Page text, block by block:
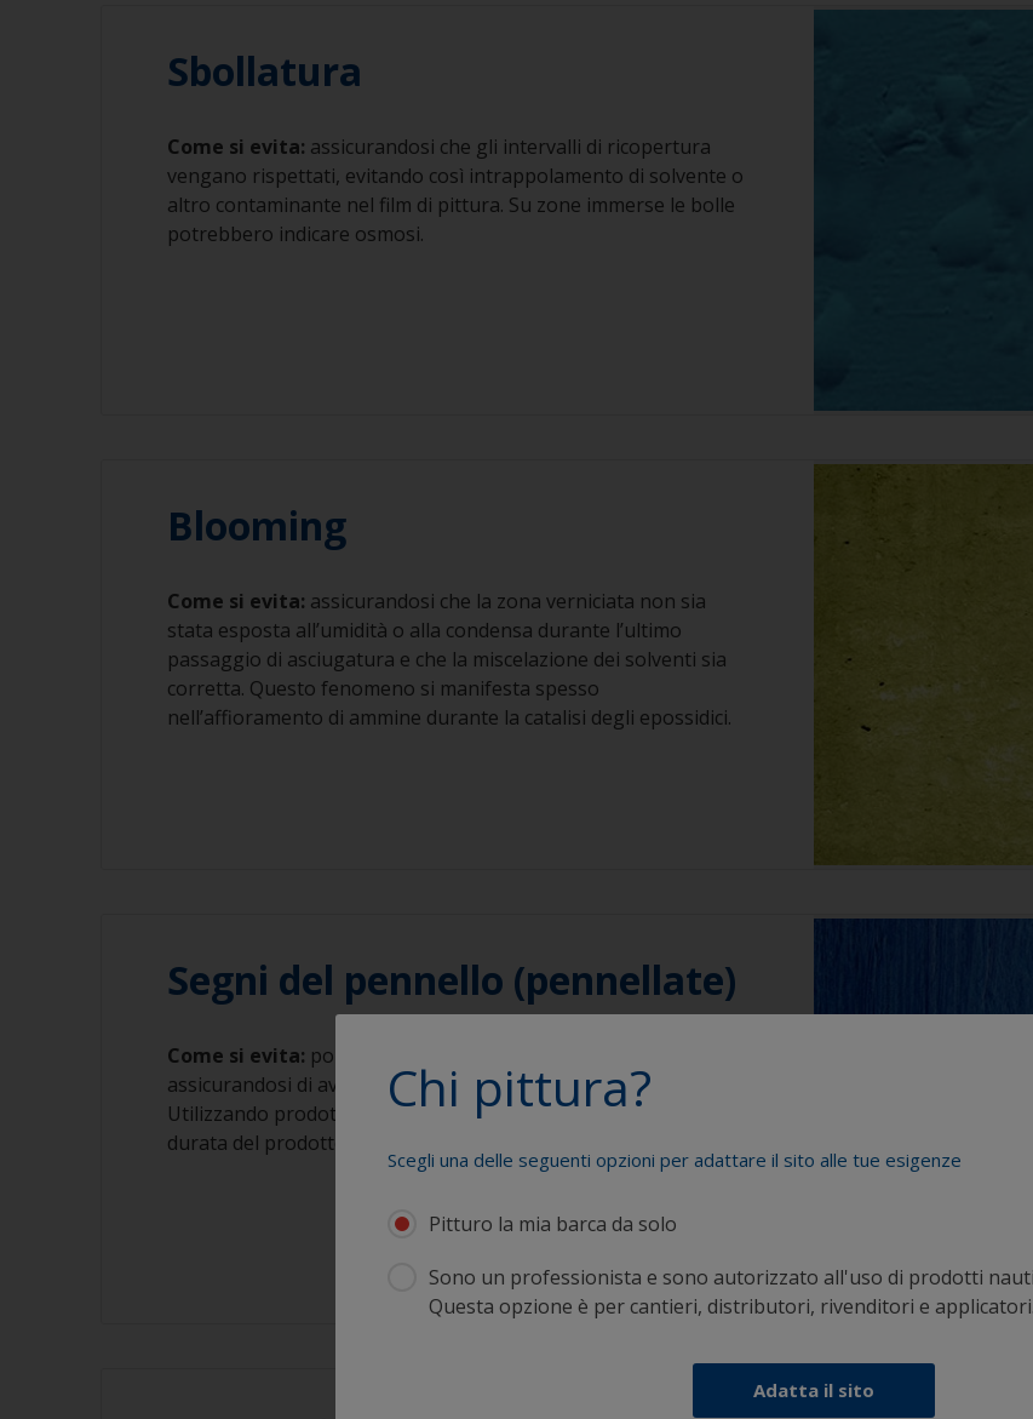
Sbollatura
Come si evita: assicurandosi che gli intervalli di ricopertura
vengano rispettati, evitando così intrappolamento di solvente o
altro contaminante nel film di pittura. Su zone immerse le bolle
potrebbero indicare osmosi.
Blooming
Come si evita: assicurandosi che la zona verniciata non sia
stata esposta all’umidità o alla condensa durante l’ultimo
passaggio di asciugatura e che la miscelazione dei solventi sia
corretta. Questo fenomeno si manifesta spesso
nell’affioramento di ammine durante la catalisi degli epossidici.
Segni del pennello (pennellate)
Come si evita: portando il prodotto alla corretta viscosità ed
assicurandosi di aver miscelato bene prima dell’applicazione.
Utilizzando prodotti bicomponenti miscelati, rispettare la
durata del prodotto specificata nelle schede tecniche.
Chi pittura?
Scegli una delle seguenti opzioni per adattare il sito alle tue esigenze
Pitturo la mia barca da solo
Sono un professionista e sono autorizzato all'uso di prodotti
Questa opzione è per cantieri, distributori, rivenditori e applicatori.
Adatta il sito